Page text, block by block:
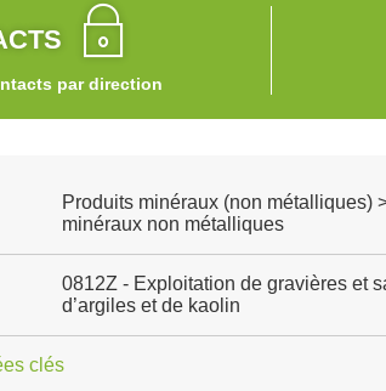
par direction
Produits minéraux (non métalliques)
minéraux non métalliques
0812Z - Exploitation de gravières et
d’argiles et de kaolin
clés